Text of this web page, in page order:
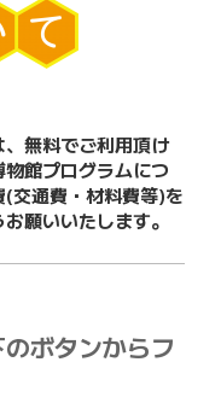
無料でご利用頂け
館プログラムにつ
交通費・材料費等)を
願いいたします。
ボタンからフ